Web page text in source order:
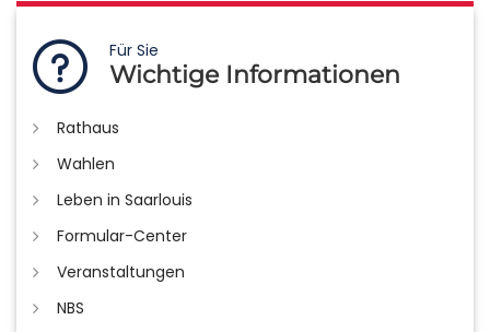
Für Sie
Wichtige Informationen
Rathaus
Wahlen
Leben in Saarlouis
Formular-Center
Veranstaltungen
NBS